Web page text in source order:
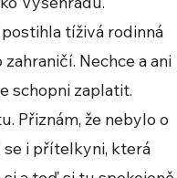
tíživá rodinná
Nechce a ani
schopni zaplatit.
Přiznám, že nebylo o
i přítelkyni, která